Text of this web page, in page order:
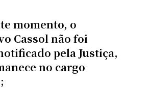
momento, o
Cassol não foi
pela Justiça,
no cargo